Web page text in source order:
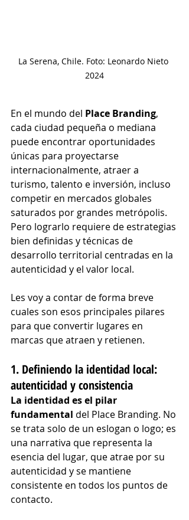
La Serena, Chile. Foto: Leonardo Nieto
2024
En el mundo del Place Branding,
cada ciudad pequeña o mediana
puede encontrar oportunidades
únicas para proyectarse
internacionalmente, atraer a
turismo, talento e inversión, incluso
competir en mercados globales
saturados por grandes metrópolis.
Pero lograrlo requiere de estrategias
bien definidas y técnicas de
desarrollo territorial centradas en la
autenticidad y el valor local.
Les voy a contar de forma breve
cuales son esos principales pilares
para que convertir lugares en
marcas que atraen y retienen.
1. Definiendo la identidad local:
autenticidad y consistencia
La identidad es el pilar
fundamental del Place Branding. No
se trata solo de un eslogan o logo; es
una narrativa que representa la
esencia del lugar, que atrae por su
autenticidad y se mantiene
consistente en todos los puntos de
contacto.